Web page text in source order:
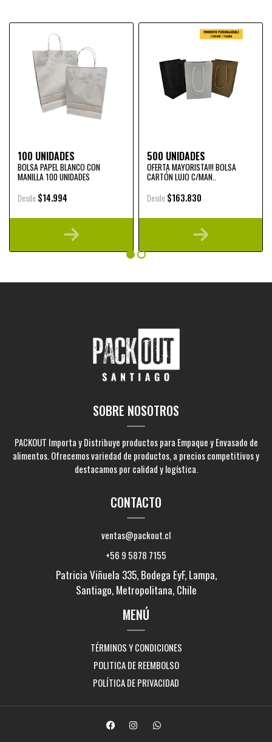
100 UNIDADES
BOLSA PAPEL BLANCO CON
MANILLA 100 UNIDADES
Desde $14.994
500 UNIDADES
OFERTA MAYORISTA!!! BOLSA
CARTÓN LUJO C/MAN..
Desde $163.830
SOBRE NOSOTROS
PACKOUT Importa y Distribuye productos para Empaque y Envasado de
alimentos. Ofrecemos variedad de productos, a precios competitivos y
destacamos por calidad y logística.
CONTACTO
ventas@packout.cl
+56 9 5878 7155
Patricia Viñuela 335, Bodega EyF, Lampa,
Santiago, Metropolitana, Chile
MENÚ
TÉRMINOS Y CONDICIONES
POLITICA DE REEMBOLSO
POLÍTICA DE PRIVACIDAD